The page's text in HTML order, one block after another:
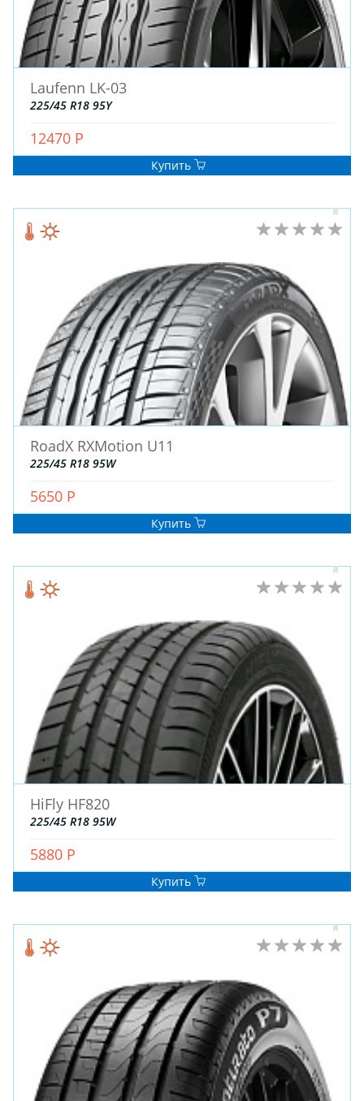
ВСЕСЕЗОННЫЕ
ДЛЯ СПЕЦТЕХНИКИ
ЛИТЫЕ
ШТАМПОВАНЫЕ
ДЛЯ ГРУЗОВЫХ АВТО
ДЛЯ ГРУЗОВЫХ АВТО
ДЛЯ ЛЕГКОВЫХ АВТО
ШИНЫ
ДИСКИ
Laufenn LK-03
225/45 R18 95Y
12470 Р
Купить
RoadX RXMotion U11
225/45 R18 95W
5650 Р
Купить
HiFly HF820
225/45 R18 95W
5880 Р
Купить